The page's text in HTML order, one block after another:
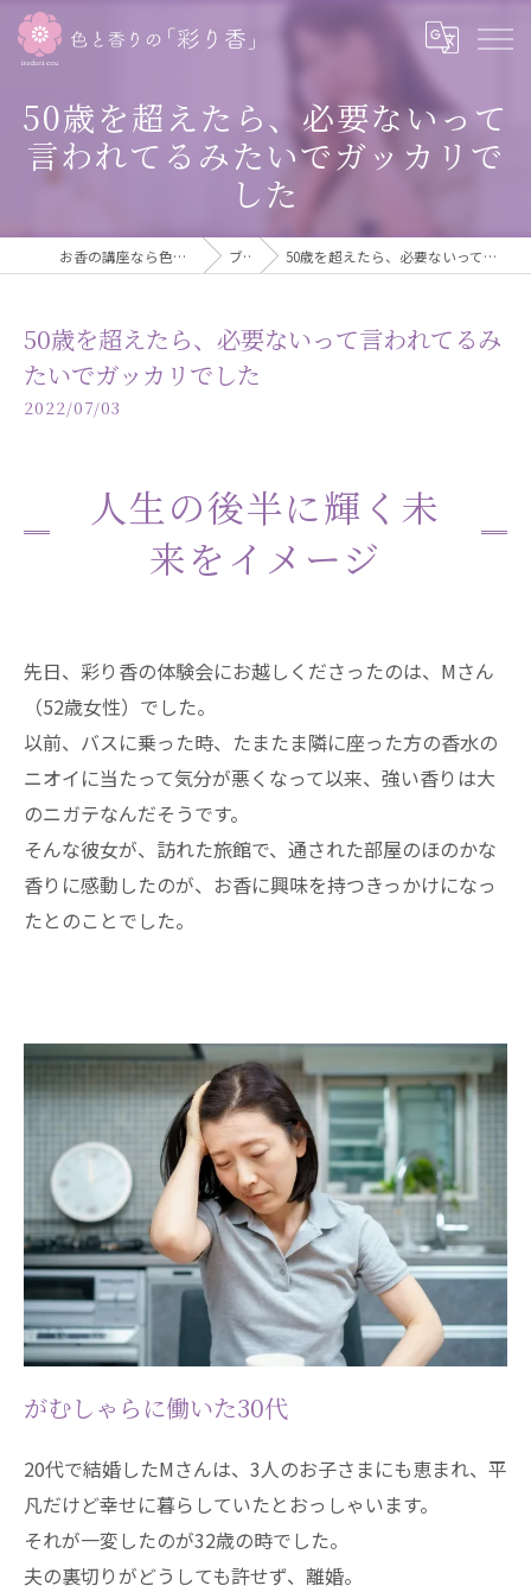
50歳を超えたら、必要ないって
言われてるみたいでガッカリで
した
お香の講座なら色も一緒に学べる彩り香 ブログ 50歳を超えたら、必要ないって言われてるみたいでガッカリでした
50歳を超えたら、必要ないって言われてるみ
たいでガッカリでした
2022/07/03
人生の後半に輝く未
来をイメージ
先日、彩り香の体験会にお越しくださったのは、Mさん
（52歳女性）でした。
以前、バスに乗った時、たまたま隣に座った方の香水の
ニオイに当たって気分が悪くなって以来、強い香りは大
のニガテなんだそうです。
そんな彼女が、訪れた旅館で、通された部屋のほのかな
香りに感動したのが、お香に興味を持つきっかけになっ
たとのことでした。
がむしゃらに働いた30代
20代で結婚したMさんは、3人のお子さまにも恵まれ、平
凡だけど幸せに暮らしていたとおっしゃいます。
それが一変したのが32歳の時でした。
夫の裏切りがどうしても許せず、離婚。